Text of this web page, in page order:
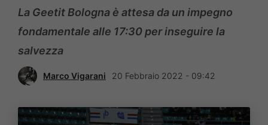
La Geetit Bologna è attesa da un impegno
fondamentale alle 17:30 per inseguire la
salvezza
Marco Vigarani 20 Febbraio 2022 - 09:42